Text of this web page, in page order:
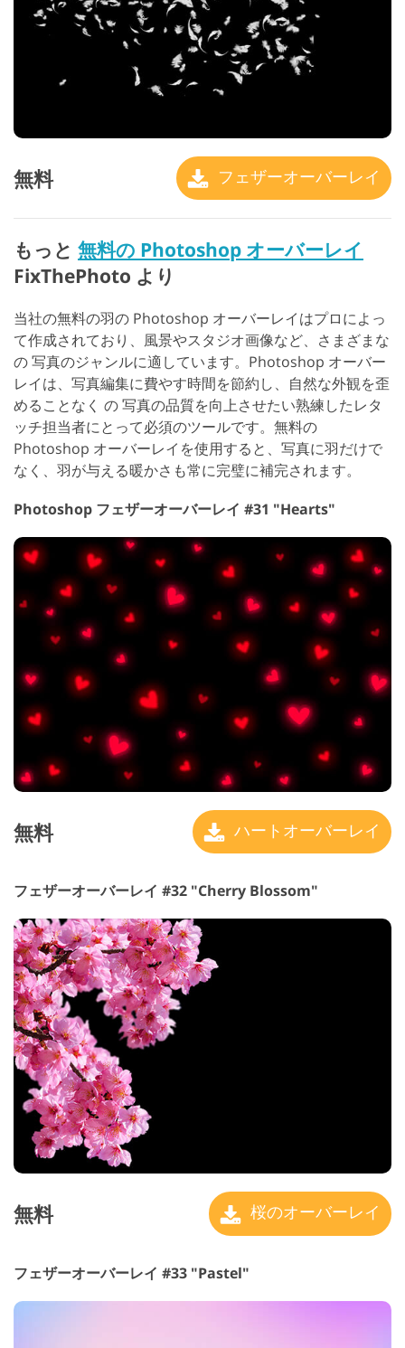
無料 フェザーオーバーレイ
もっと 無料の Photoshop オーバーレイ
FixThePhoto より
当社の無料の羽の Photoshop オーバーレイはプロによっ
て作成されており、風景やスタジオ画像など、さまざまな
の 写真のジャンルに適しています。Photoshop オーバー
レイは、写真編集に費やす時間を節約し、自然な外観を歪
めることなく の 写真の品質を向上させたい熟練したレタ
ッチ担当者にとって必須のツールです。無料の
Photoshop オーバーレイを使用すると、写真に羽だけで
なく、羽が与える暖かさも常に完璧に補完されます。
Photoshop フェザーオーバーレイ #31 "Hearts"
無料 ハートオーバーレイ
フェザーオーバーレイ #32 "Cherry Blossom"
無料 桜のオーバーレイ
フェザーオーバーレイ #33 "Pastel"